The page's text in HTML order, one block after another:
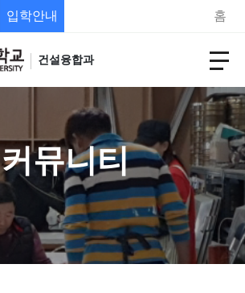
입학안내 홈
건설융합과
커뮤니티